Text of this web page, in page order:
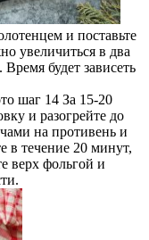
и поставьте
увеличиться в два
будет зависеть
За 15-20
и разогрейте до
на противень и
в течение 20 минут,
верх фольгой и